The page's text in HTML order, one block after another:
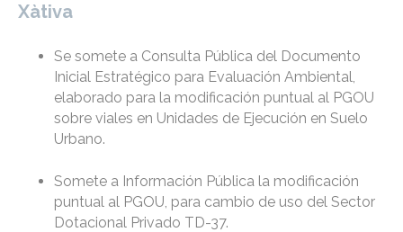
Xàtiva
Se somete a Consulta Pública del Documento
Inicial Estratégico para Evaluación Ambiental,
elaborado para la modificación puntual al PGOU
sobre viales en Unidades de Ejecución en Suelo
Urbano.
Somete a Información Pública la modificación
puntual al PGOU, para cambio de uso del Sector
Dotacional Privado TD-37.